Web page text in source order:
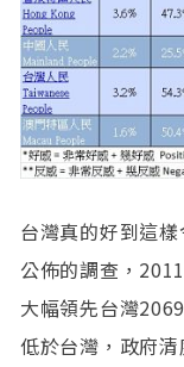
台灣真的好到這
公佈的調查，
大幅領先台灣
低於台灣，政府